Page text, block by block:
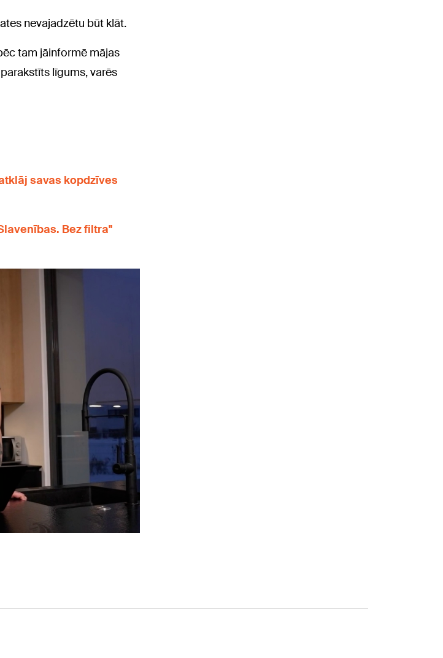
nevajadzētu būt klāt.
tam jāinformē mājas
līgums, varēs
savas kopdzīves
Bez filtra"